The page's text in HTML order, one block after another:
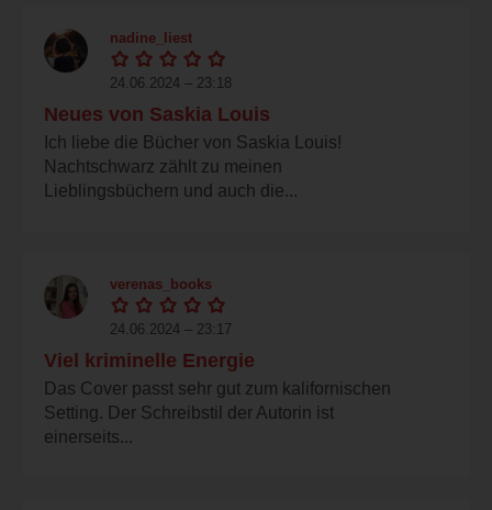
nadine_liest
24.06.2024 – 23:18
Neues von Saskia Louis
Ich liebe die Bücher von Saskia Louis!
Nachtschwarz zählt zu meinen
Lieblingsbüchern und auch die...
verenas_books
24.06.2024 – 23:17
Viel kriminelle Energie
Das Cover passt sehr gut zum kalifornischen
Setting. Der Schreibstil der Autorin ist
einerseits...